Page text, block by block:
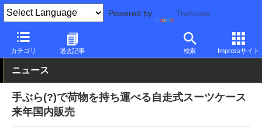
Powered by Translate
カテゴリ 過去記事 検索 Impressサイト
PC Watch 半導体/周辺機器
ニュース
手ぶら(?)で荷物を持ち運べる自走式スーツケース
来年国内販売